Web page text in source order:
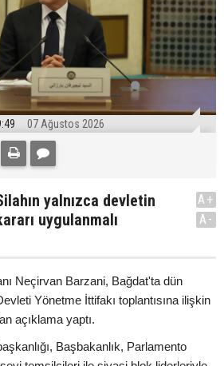
07 Ağustos 2026
yalnızca devletin
uygulanmalı
A+
A-
Neçirvan Barzani, Bağdat'ta dün
Yönetme İttifakı toplantısına ilişkin
açıklama yaptı.
Başbakanlık, Parlamento